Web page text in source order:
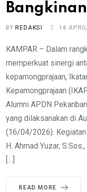
BY REDAKSI 16
KAMPAR – Dalam
memperkuat sinergi
kepamongprajaan,
Kepamongprajaan
Alumni APDN
yang dilaksanakan di
(16/04/2026).
H. Ahmad Yuzar,
[…]
READ MORE